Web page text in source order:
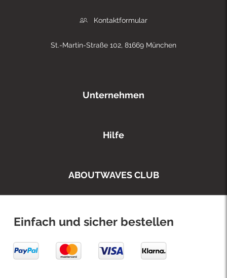
Kontaktformular
St.-Martin-Straße 102, 81669 München
Unternehmen
Hilfe
ABOUTWAVES CLUB
Einfach und sicher bestellen